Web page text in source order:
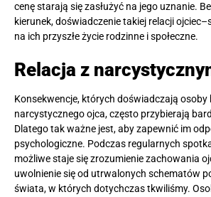
cenę starają się zasłużyć na jego uznanie.
kierunek, doświadczenie takiej relacji
na ich przyszłe życie rodzinne i społeczne.
Relacja z
Konsekwencje, których doświadczają osoby
narcystycznego ojca, często przybierają
Dlatego tak ważne jest, aby zapewnić im
psychologiczne. Podczas regularnych
możliwe staje się zrozumienie zachowania
uwolnienie się od utrwalonych schematów
świata, w których dotychczas tkwiliśmy.